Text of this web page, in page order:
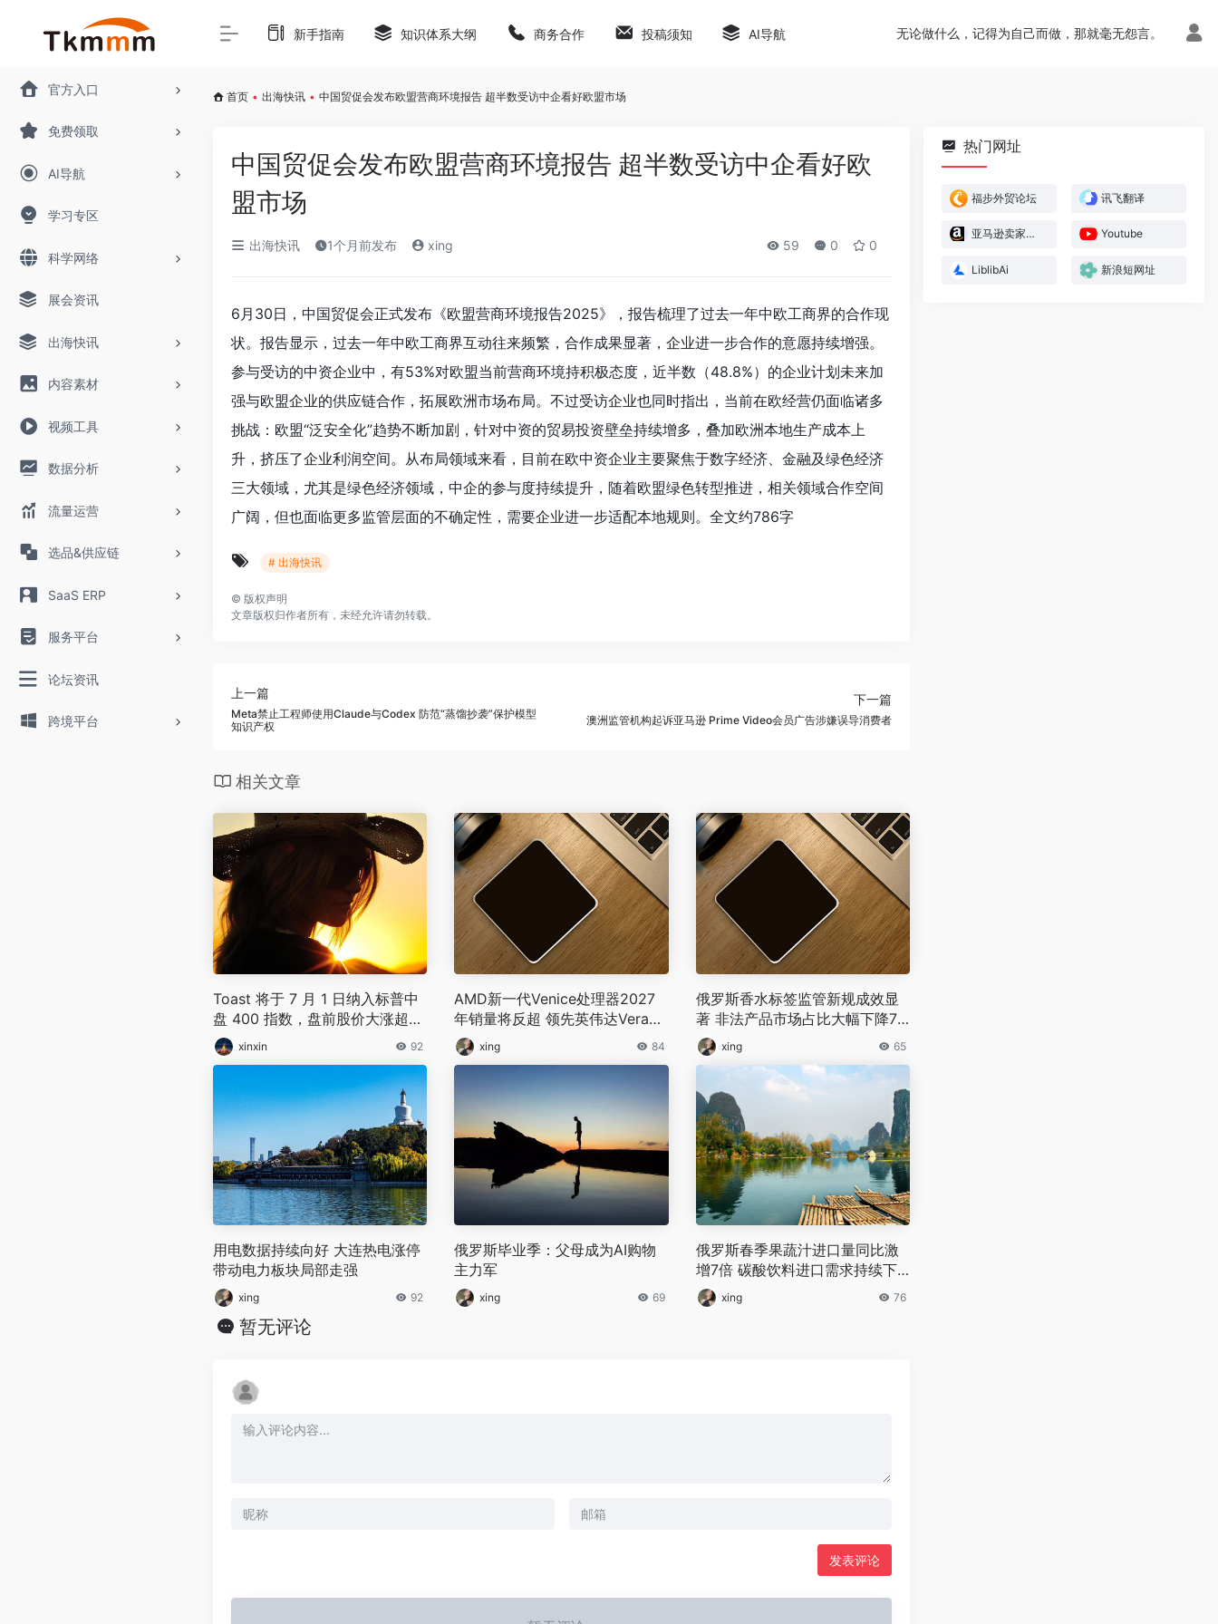
官方入口
免费领取
AI导航
学习专区
科学网络
展会资讯
出海快讯
内容素材
视频工具
数据分析
流量运营
选品&供应链
SaaS ERP
服务平台
论坛资讯
跨境平台
新手指南 知识体系大纲 商务合作 投稿须知 AI导航 无论做什么，记得为自己而做，那就毫无怨言。
首页 • 出海快讯 • 中国贸促会发布欧盟营商环境报告 超半数受访中企看好欧盟市场
中国贸促会发布欧盟营商环境报告 超半数受访中企看好欧
盟市场
出海快讯 1个月前发布 xing 59 0 0
6月30日，中国贸促会正式发布《欧盟营商环境报告2025》，报告梳理了过去一年中欧工商界的合作现
状。报告显示，过去一年中欧工商界互动往来频繁，合作成果显著，企业进一步合作的意愿持续增强。
参与受访的中资企业中，有53%对欧盟当前营商环境持积极态度，近半数（48.8%）的企业计划未来加
强与欧盟企业的供应链合作，拓展欧洲市场布局。不过受访企业也同时指出，当前在欧经营仍面临诸多
挑战：欧盟“泛安全化”趋势不断加剧，针对中资的贸易投资壁垒持续增多，叠加欧洲本地生产成本上
升，挤压了企业利润空间。从布局领域来看，目前在欧中资企业主要聚焦于数字经济、金融及绿色经济
三大领域，尤其是绿色经济领域，中企的参与度持续提升，随着欧盟绿色转型推进，相关领域合作空间
广阔，但也面临更多监管层面的不确定性，需要企业进一步适配本地规则。全文约786字
# 出海快讯
© 版权声明
文章版权归作者所有，未经允许请勿转载。
上一篇
Meta禁止工程师使用Claude与Codex 防范“蒸馏抄袭”保护模型
知识产权
下一篇
澳洲监管机构起诉亚马逊 Prime Video会员广告涉嫌误导消费者
相关文章
Toast 将于 7 月 1 日纳入标普中
盘 400 指数，盘前股价大涨超
4% xinxin 92
AMD新一代Venice处理器2027
年销量将反超 领先英伟达Vera芯
片约17%
xing 84
俄罗斯香水标签监管新规成效显
著 非法产品市场占比大幅下降7
8% xing 65
用电数据持续向好 大连热电涨停
带动电力板块局部走强
xing 92
‌俄罗斯毕业季：父母成为AI购物
主力军‌
xing 69
俄罗斯春季果蔬汁进口量同比激
增7倍 碳酸饮料进口需求持续下
滑
xing 76
暂无评论
发表评论
热门网址
福步外贸论坛 讯飞翻译
亚马逊卖家官方论坛 Youtube
LiblibAi 新浪短网址